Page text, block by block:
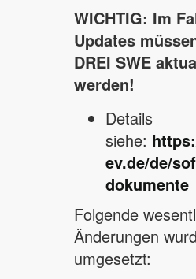
WICHTIG: Im
Updates
DREI SWE
werden!
Details
siehe:
ev.de/de/
dokumente
Folgende
Änderungen
umgesetzt: